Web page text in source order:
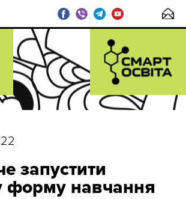
запустити
форму навчання